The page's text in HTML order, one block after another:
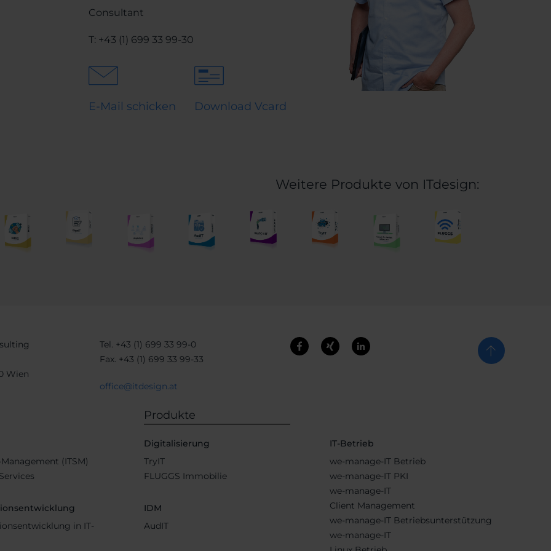
Consultant
T: +43 (1) 699 33 99-30
E-Mail schicken Download Vcard
Weitere Produkte von ITdesign:
Wien
Tel. +43 (1) 699 33 99-0
Fax. +43 (1) 699 33 99-33
office@itdesign.at
(ITSM)
in IT-
Produkte
Digitalisierung
TryIT
FLUGGS Immobilie
IDM
AudIT
IT-Betrieb
we-manage-IT Betrieb
we-manage-IT PKI
we-manage-IT
Client Management
we-manage-IT Betriebsunterstützung
we-manage-IT